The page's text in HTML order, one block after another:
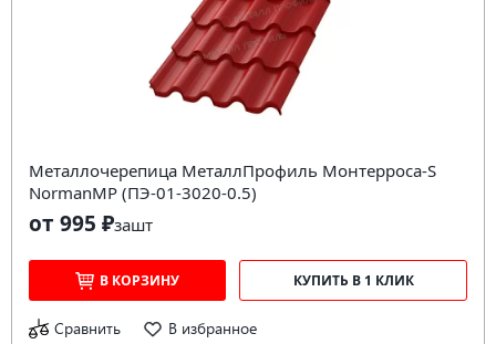
Металлочерепица МеталлПрофиль Монтерроса-S
NormanMP (ПЭ-01-3020-0.5)
от 995 ₽зашт
В КОРЗИНУ КУПИТЬ В 1 КЛИК
Сравнить В избранное